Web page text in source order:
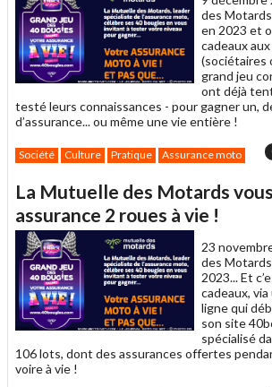
des
en 2023 et
cadeaux
(sociétaires
grand jeu
ont déjà
testé leurs connaissances - pour gagner un,
d’assurance... ou même une vie entière !
Société Culture Pratique Assurance moto
La Mutuelle des Motards
assurance 2 roues à vie !
23
des
2023... Et
cadeaux,
ligne qui
son site
spécialisé
106 lots, dont des assurances offertes
voire à vie !